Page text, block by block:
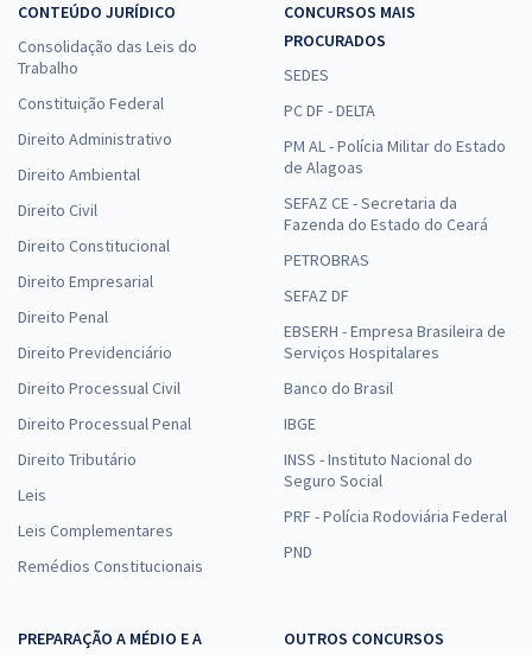
CONTEÚDO JURÍDICO
Consolidação das Leis do
Trabalho
Constituição Federal
Direito Administrativo
Direito Ambiental
Direito Civil
Direito Constitucional
Direito Empresarial
Direito Penal
Direito Previdenciário
Direito Processual Civil
Direito Processual Penal
Direito Tributário
Leis
Leis Complementares
Remédios Constitucionais
CONCURSOS MAIS
PROCURADOS
SEDES
PC DF - DELTA
PM AL - Polícia Militar do Estado
de Alagoas
SEFAZ CE - Secretaria da
Fazenda do Estado do Ceará
PETROBRAS
SEFAZ DF
EBSERH - Empresa Brasileira de
Serviços Hospitalares
Banco do Brasil
IBGE
INSS - Instituto Nacional do
Seguro Social
PRF - Polícia Rodoviária Federal
PND
PREPARAÇÃO A MÉDIO E A
OUTROS CONCURSOS